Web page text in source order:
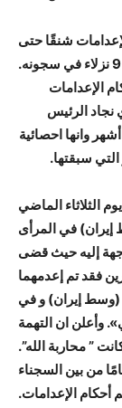
شنقًا حتى
الإعدامات
الرئيس
وانها احصائية
سبقتها.
الثلاثاء الماضي
في المرأى
إليه حيث قضى
فقد تم إعدمهما
(وسط إيران) و في
وأعلن ان التهمة
” محاربة الله”.
من بين السجناء
الإعدامات.